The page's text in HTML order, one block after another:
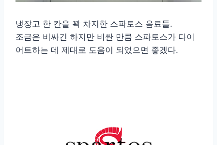
냉장고 한 칸을 꽉 차지한 스파토스 음료들.
조금은 비싸긴 하지만 비싼 만큼 스파토스가 다이
어트하는 데 제대로 도움이 되었으면 좋겠다.